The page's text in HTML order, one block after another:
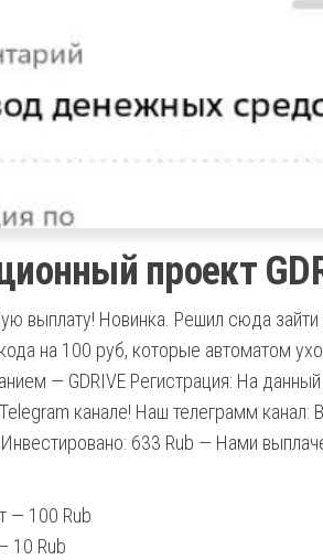
проект
выплату! Новинка. Решил сюда
на 100 руб, которые автоматом
— GDRIVE Регистрация: На
канале! Наш телеграмм канал:
633 Rub — Нами
— 100 Rub
10 Rub